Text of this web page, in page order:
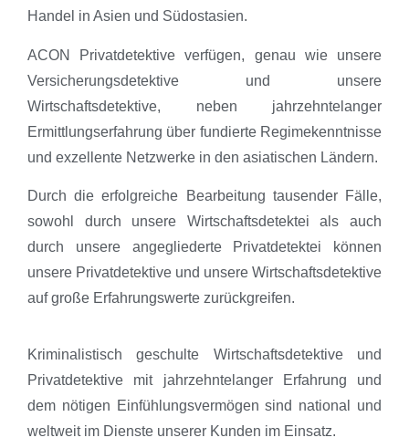
Handel in Asien und Südostasien.
ACON Privatdetektive verfügen, genau wie unsere
Versicherungsdetektive und unsere
Wirtschaftsdetektive, neben jahrzehntelanger
Ermittlungserfahrung über fundierte Regimekenntnisse
und exzellente Netzwerke in den asiatischen Ländern.
Durch die erfolgreiche Bearbeitung tausender Fälle,
sowohl durch unsere Wirtschaftsdetektei als auch
durch unsere angegliederte Privatdetektei können
unsere Privatdetektive und unsere Wirtschaftsdetektive
auf große Erfahrungswerte zurückgreifen.
Kriminalistisch geschulte Wirtschaftsdetektive und
Privatdetektive mit jahrzehntelanger Erfahrung und
dem nötigen Einfühlungsvermögen sind national und
weltweit im Dienste unserer Kunden im Einsatz.